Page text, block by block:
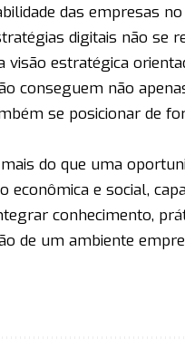
das empresas
digitais não se
estratégica
conseguem não
se posicionar de
do que uma
e social,
conhecimento,
de um ambiente